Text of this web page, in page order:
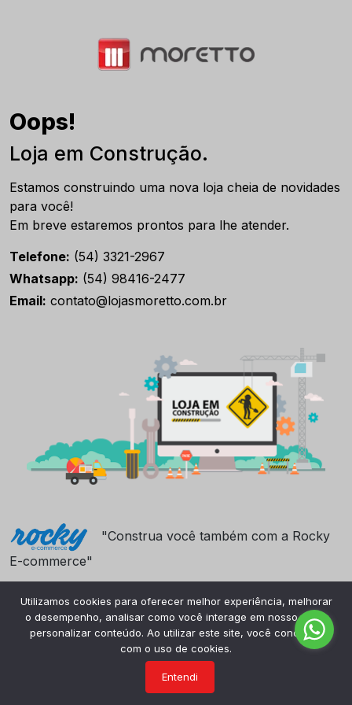
Oops!
Loja em Construção.
Estamos construindo uma nova loja cheia de novidades
para você!
Em breve estaremos prontos para lhe atender.
Telefone: (54) 3321-2967
Whatsapp: (54) 98416-2477
Email: contato@lojasmoretto.com.br
"Construa você também com a Rocky
E-commerce"
Utilizamos cookies para oferecer melhor experiência, melhorar
o desempenho, analisar como você interage em nosso site e
personalizar conteúdo. Ao utilizar este site, você concorda
com o uso de cookies.
Entendi